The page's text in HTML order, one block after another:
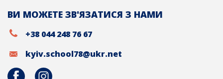
ВИ МОЖЕТЕ ЗВ'ЯЗАТИСЯ З НАМИ
+38 044 248 76 67
kyiv.school78@ukr.net